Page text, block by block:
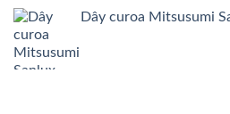
Dây curoa Mitsusumi